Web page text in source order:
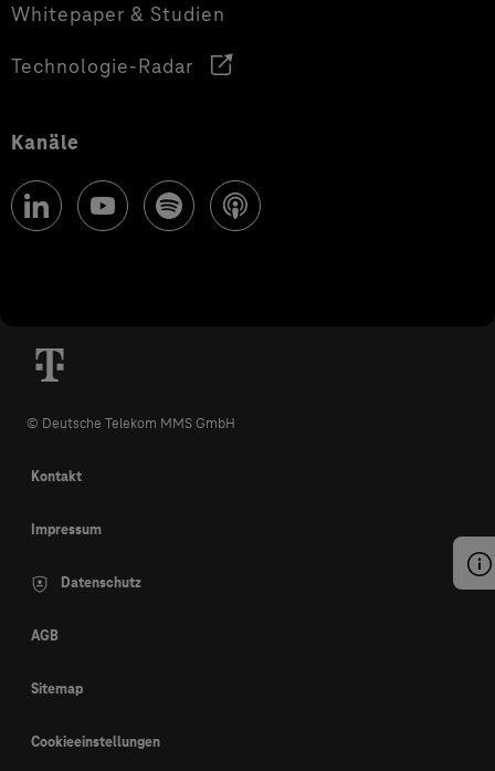
Whitepaper & Studien
Technologie-Radar
Kanäle
© Deutsche Telekom MMS GmbH
Kontakt
Impressum
Datenschutz
AGB
Sitemap
Cookieeinstellungen